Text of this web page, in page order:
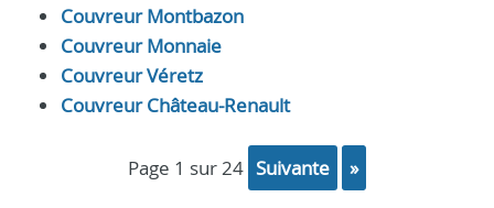
Couvreur Montbazon
Couvreur Monnaie
Couvreur Véretz
Couvreur Château-Renault
page 1 sur 24 suivante »